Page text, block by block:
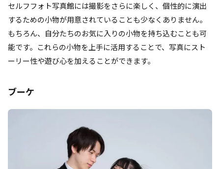
セルフフォト写真館には撮影をさらに楽しく、個性的に演出
するための小物が用意されていることも少なくありません。
もちろん、自分たちのお気に入りの小物を持ち込むことも可
能です。これらの小物を上手に活用することで、写真にスト
ーリー性や遊び心を加えることができます。
ブーケ